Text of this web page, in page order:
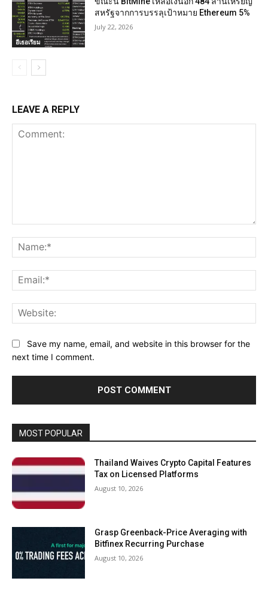
อีเธอเรียม
สหรัฐจากการบรรลุเป้าหมาย Ethereum 5%
July 22, 2026
LEAVE A REPLY
Save my name, email, and website in this browser for the
next time I comment.
MOST POPULAR
Thailand Waives Crypto Capital Features
Tax on Licensed Platforms
August 10, 2026
Grasp Greenback-Price Averaging with
Bitfinex Recurring Purchase
August 10, 2026